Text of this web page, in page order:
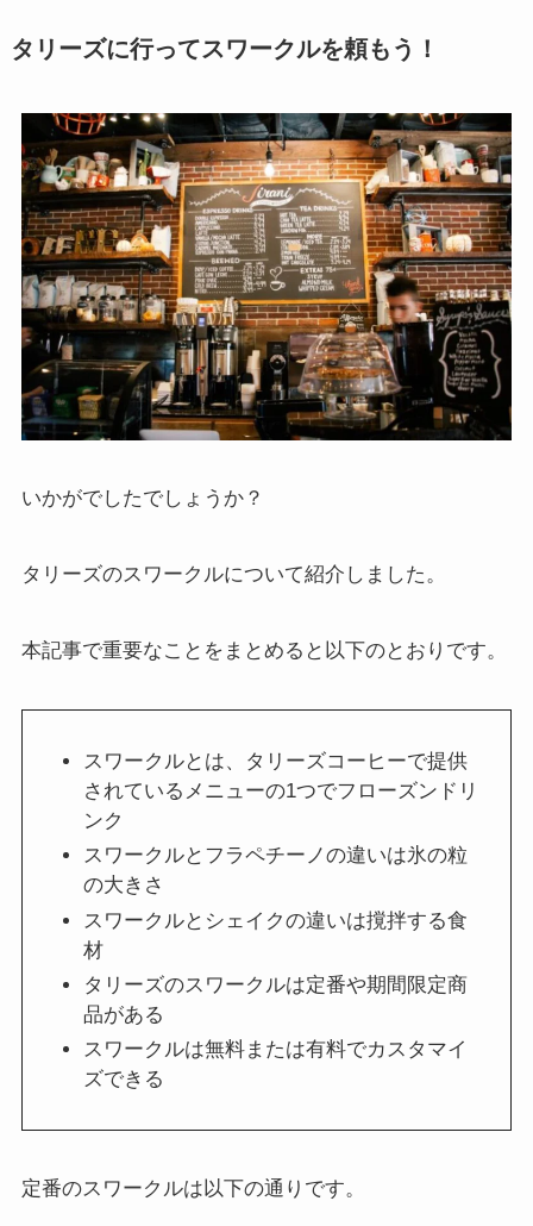
タリーズに行ってスワークルを頼もう！
いかがでしたでしょうか？
タリーズのスワークルについて紹介しました。
本記事で重要なことをまとめると以下のとおりです。
スワークルとは、タリーズコーヒーで提供
されているメニューの1つでフローズンドリ
ンク
スワークルとフラペチーノの違いは氷の粒
の大きさ
スワークルとシェイクの違いは撹拌する食
材
タリーズのスワークルは定番や期間限定商
品がある
スワークルは無料または有料でカスタマイ
ズできる
定番のスワークルは以下の通りです。